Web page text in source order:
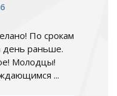
По срокам
день раньше.
Молодцы!
...